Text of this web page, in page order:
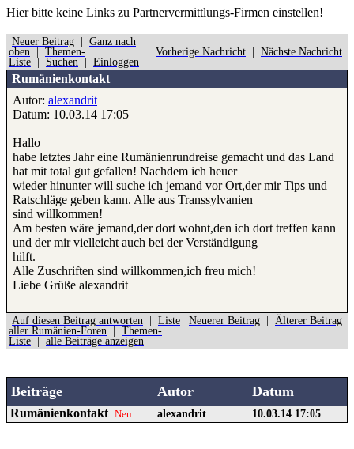
Hier bitte keine Links zu Partnervermittlungs-Firmen einstellen!
Neuer Beitrag
Ganz nach
oben
Themen-
Liste
Suchen Einloggen
Vorherige Nachricht Nächste Nachricht
Rumänienkontakt
Autor: alexandrit
Datum: 10.03.14 17:05
Hallo
habe letztes Jahr eine Rumänienrundreise gemacht und das Land
hat mit total gut gefallen! Nachdem ich heuer
wieder hinunter will suche ich jemand vor Ort,der mir Tips und
Ratschläge geben kann. Alle aus Transsylvanien
sind willkommen!
Am besten wäre jemand,der dort wohnt,den ich dort treffen kann
und der mir vielleicht auch bei der Verständigung
hilft.
Alle Zuschriften sind willkommen,ich freu mich!
Liebe Grüße alexandrit
Auf diesen Beitrag antworten
Liste
aller Rumänien-Foren
Themen-
Liste
alle Beiträge anzeigen
Neuerer Beitrag Älterer Beitrag
Beiträge Autor Datum
Rumänienkontakt Neu alexandrit 10.03.14 17:05